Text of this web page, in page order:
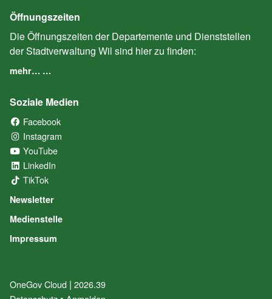
Öffnungszeiten
Die Öffnungszeiten der Departemente und Dienststellen
der Stadtverwaltung Wil sind hier zu finden:
mehr… …
Soziale Medien
Facebook
Instagram
YouTube
LinkedIn
TikTok
Newsletter
Medienstelle
Impressum
OneGov Cloud (External Link)
| 2026.39